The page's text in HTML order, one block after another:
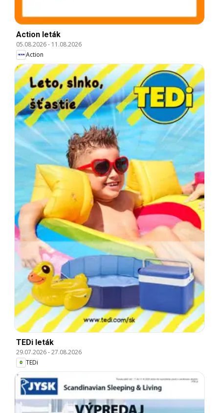
Action leták
05.08.2026- 11.08.2026
Action
TEDi leták
29.07.2026-27.08.2026
TEDi